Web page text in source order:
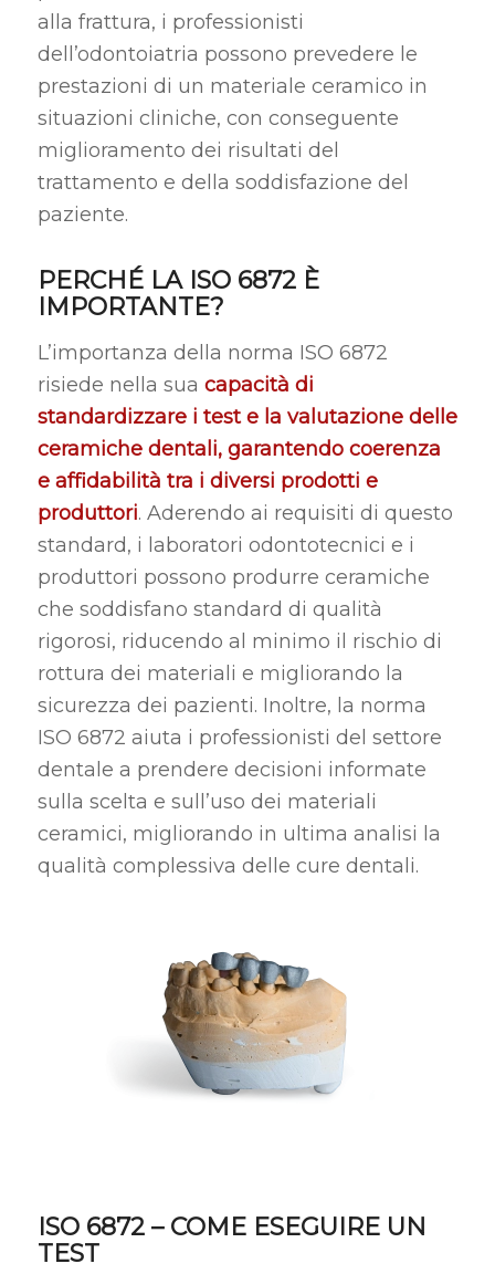
alla frattura, i professionisti
dell’odontoiatria possono prevedere le
prestazioni di un materiale ceramico in
situazioni cliniche, con conseguente
miglioramento dei risultati del
trattamento e della soddisfazione del
paziente.
PERCHÉ LA ISO 6872 È
IMPORTANTE?
L’importanza della norma ISO 6872
risiede nella sua capacità di
standardizzare i test e la valutazione delle
ceramiche dentali, garantendo coerenza
e affidabilità tra i diversi prodotti e
produttori. Aderendo ai requisiti di questo
standard, i laboratori odontotecnici e i
produttori possono produrre ceramiche
che soddisfano standard di qualità
rigorosi, riducendo al minimo il rischio di
rottura dei materiali e migliorando la
sicurezza dei pazienti. Inoltre, la norma
ISO 6872 aiuta i professionisti del settore
dentale a prendere decisioni informate
sulla scelta e sull’uso dei materiali
ceramici, migliorando in ultima analisi la
qualità complessiva delle cure dentali.
ISO 6872 – COME ESEGUIRE UN
TEST